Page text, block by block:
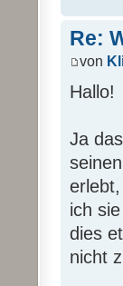
Re:
von
Hallo!
Ja
ich
dies
nicht